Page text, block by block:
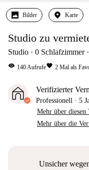
Bilder Karte
Studio zu
Studio 0 Schlafzimmer
visibility 140Aufrufefavorite 2 Mal als
Verifizierter
Professionell · 5
Mehr über diesen
Mehr über die
Unsicher